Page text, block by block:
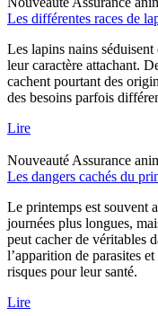
Les différentes races de
Les lapins nains
leur caractère attachant.
cachent pourtant des
des besoins parfois
Lire
Nouveauté Assurance
Les dangers cachés du
Le printemps est souvent
journées plus longues,
peut cacher de véritables
l’apparition de parasites
risques pour leur santé.
Lire